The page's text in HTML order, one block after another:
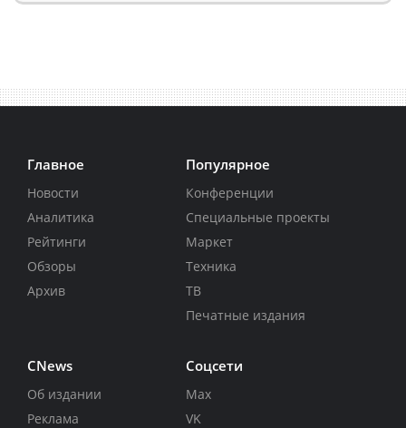
Главное
Новости
Аналитика
Рейтинги
Обзоры
Архив
Популярное
Конференции
Специальные проекты
Маркет
Техника
ТВ
Печатные издания
CNews
Об издании
Реклама
Соцсети
Max
VK